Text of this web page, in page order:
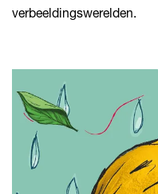
verbeeldingswerelden.